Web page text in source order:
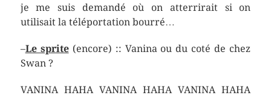
je me suis demandé où on atterrirait si on
utilisait la téléportation bourré…
–Le sprite(encore) :: Vanina ou du coté de chez
Swan ?
VANINA HAHA VANINA HAHA VANINA HAHA